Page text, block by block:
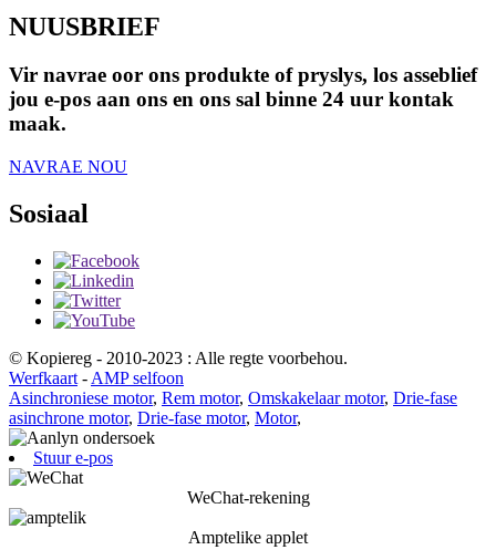
NUUSBRIEF
Vir navrae oor ons produkte of pryslys, los asseblief
jou e-pos aan ons en ons sal binne 24 uur kontak
maak.
NAVRAE NOU
Sosiaal
© Kopiereg - 2010-2023 : Alle regte voorbehou.
Werfkaart - AMP selfoon
Asinchroniese motor, Rem motor, Omskakelaar motor, Drie-fase
asinchrone motor, Drie-fase motor, Motor,
Stuur e-pos
WeChat-rekening
Amptelike applet